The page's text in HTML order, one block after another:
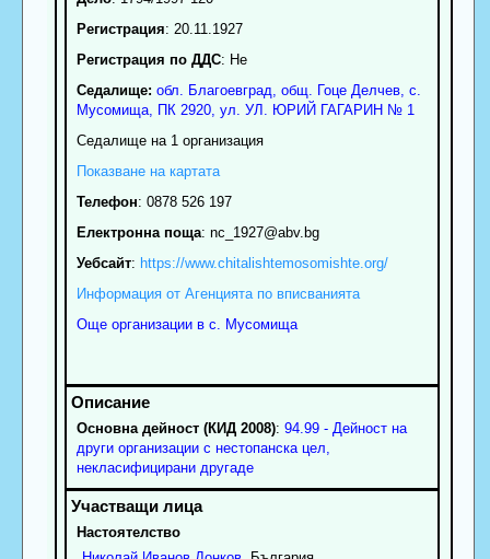
Регистрация: 20.11.1927
Регистрация по ДДС: Нe
Седалище: обл. Благоевград, общ. Гоце Делчев, с.
Мусомища, ПК 2920, ул. УЛ. ЮРИЙ ГАГАРИН № 1
Седалище на 1 организация
Показване на картата
Телефон: 0878 526 197
Електронна поща: nc_1927@abv.bg
Уебсайт: https://www.chitalishtemosomishte.org/
Информация от Агенцията по вписванията
Още организации в с. Мусомища
Основна дейност (КИД 2008): 94.99 - Дейност на
други организации с нестопанска цел,
некласифицирани другаде
Настоятелство